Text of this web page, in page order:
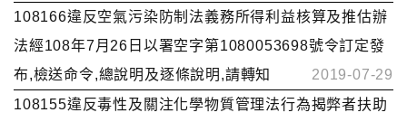
108166違反空氣污染防制法義務所得利益核算及推估辦
法經108年7月26日以署空字第1080053698號令訂定發
布,檢送命令,總說明及逐條說明,請轉知
2019-07-29
108155違反毒性及關注化學物質管理法行為揭弊者扶助